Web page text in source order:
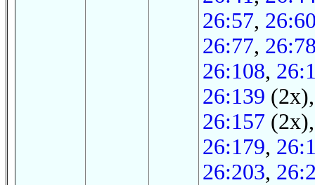
26:57,
26:77,
26:108,
26:139
26:157
26:179,
26:203,